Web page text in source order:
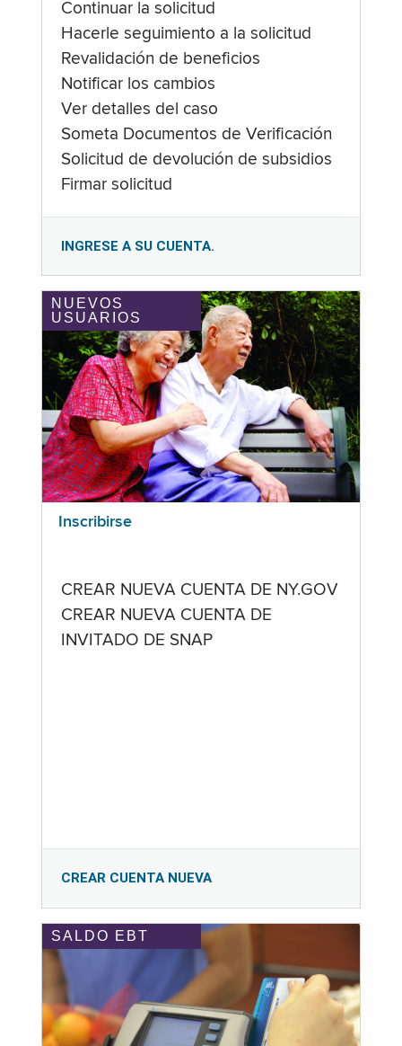
Continuar la solicitud
Hacerle seguimiento a la solicitud
Revalidación de beneficios
Notificar los cambios
Ver detalles del caso
Someta Documentos de Verificación
Solicitud de devolución de subsidios
Firmar solicitud
INGRESE A SU CUENTA.
NUEVOS
USUARIOS
Inscribirse
CREAR NUEVA CUENTA DE NY.GOV
CREAR NUEVA CUENTA DE
INVITADO DE SNAP
CREAR CUENTA NUEVA
SALDO EBT